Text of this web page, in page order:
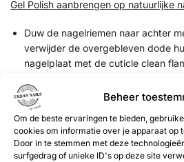
Beheer
Om de beste ervaringen te bieden,
cookies om informatie over je apparaat op
Door in te stemmen met deze
surfgedrag of unieke ID's op deze site
Gel Polish aanbrengen op natuurlijke
Duw de nagelriemen naar achter
verwijder de overgebleven dode
nagelplaat met de cuticle clean
of zachte 180 grit vijl.
Dehydrateer de natuurlijke nagels
Breng deUltrabond(primer) aan.
Breng een dunne laag base coat
sec UV/LED lamp) bijvoorbeeld